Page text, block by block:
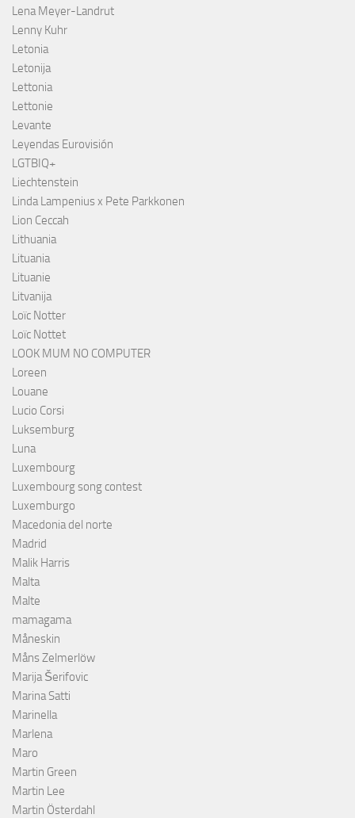
Lena Meyer-Landrut
Lenny Kuhr
Letonia
Letonija
Lettonia
Lettonie
Levante
Leyendas Eurovisión
LGTBIQ+
Liechtenstein
Linda Lampenius x Pete Parkkonen
Lion Ceccah
Lithuania
Lituania
Lituanie
Litvanija
Loïc Notter
Loïc Nottet
LOOK MUM NO COMPUTER
Loreen
Louane
Lucio Corsi
Luksemburg
Luna
Luxembourg
Luxembourg song contest
Luxemburgo
Macedonia del norte
Madrid
Malik Harris
Malta
Malte
mamagama
Måneskin
Måns Zelmerlöw
Marija Šerifovic
Marina Satti
Marinella
Marlena
Maro
Martin Green
Martin Lee
Martin Österdahl